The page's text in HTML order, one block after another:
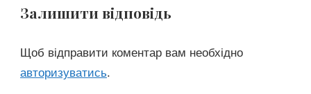
Залишити відповідь
Щоб відправити коментар вам необхідно
авторизуватись.